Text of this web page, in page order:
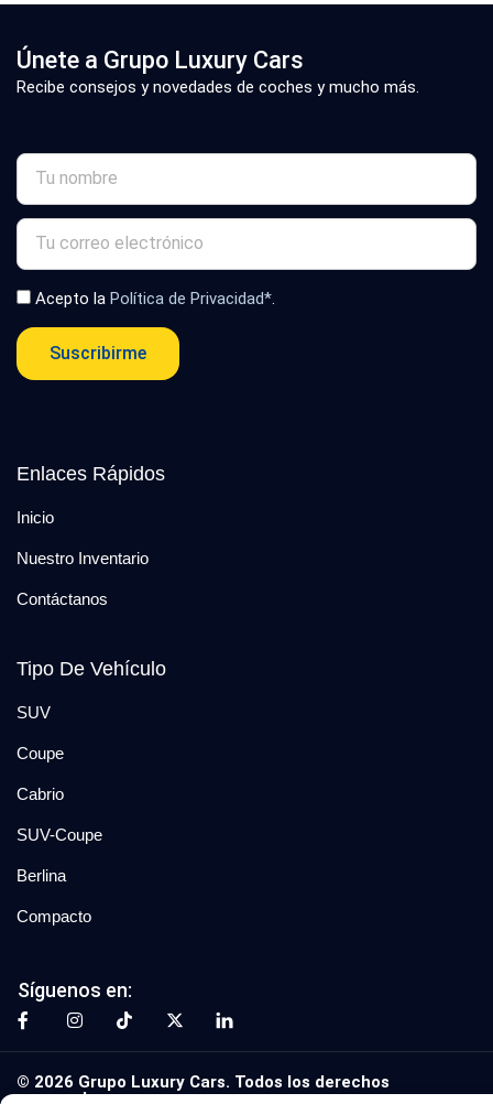
Únete a Grupo Luxury Cars
Recibe consejos y novedades de coches y mucho más.
Acepto la Política de Privacidad*
Suscribirme
Enlaces Rápidos
Inicio
Nuestro Inventario
Contáctanos
Tipo De Vehículo
SUV
Coupe
Cabrio
SUV-Coupe
Berlina
Compacto
Síguenos en:
© 2026 Grupo Luxury Cars. Todos los derechos
reservados.